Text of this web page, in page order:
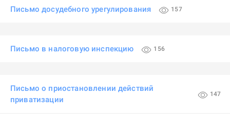
Письмо досудебного урегулирования 157
Письмо в налоговую инспекцию 156
Письмо о приостановлении действий
приватизации
147